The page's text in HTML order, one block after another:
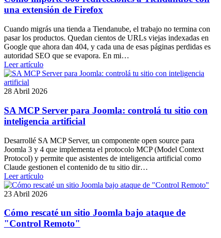
una extensión de Firefox
Cuando migrás una tienda a Tiendanube, el trabajo no termina con
pasar los productos. Quedan cientos de URLs viejas indexadas en
Google que ahora dan 404, y cada una de esas páginas perdidas es
autoridad SEO que se evapora. En mi…
Leer artículo
28 Abril 2026
SA MCP Server para Joomla: controlá tu sitio con
inteligencia artificial
Desarrollé SA MCP Server, un componente open source para
Joomla 3 y 4 que implementa el protocolo MCP (Model Context
Protocol) y permite que asistentes de inteligencia artificial como
Claude gestionen el contenido de tu sitio dir…
Leer artículo
23 Abril 2026
Cómo rescaté un sitio Joomla bajo ataque de
"Control Remoto"